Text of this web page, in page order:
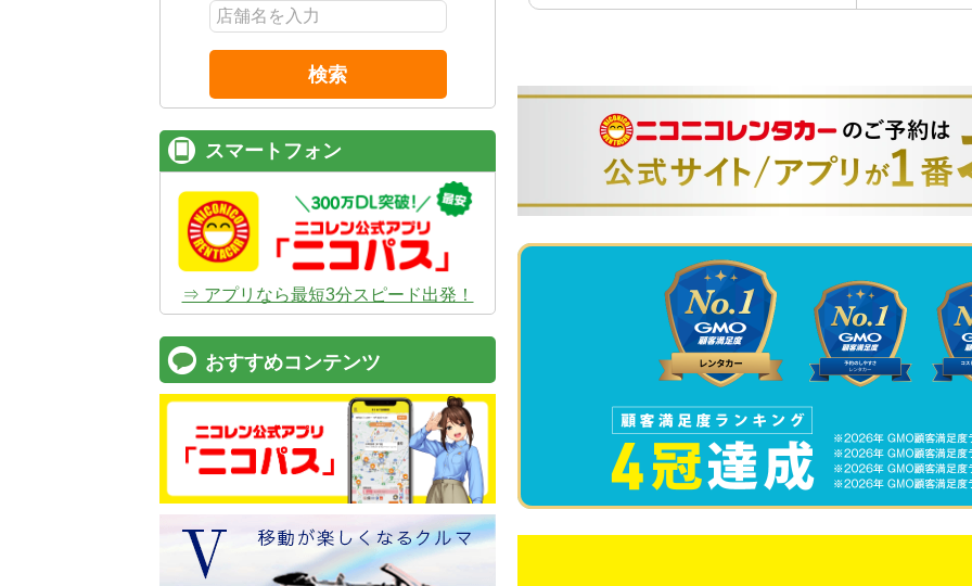
検索
スマートフォン
⇒ アプリなら最短3分スピード出発！
おすすめコンテンツ